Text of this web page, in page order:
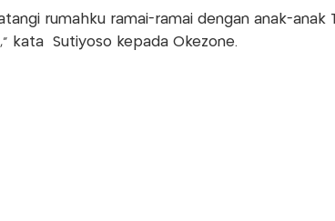
rumahku ramai-ramai dengan anak-anak
kata Sutiyoso kepada Okezone.